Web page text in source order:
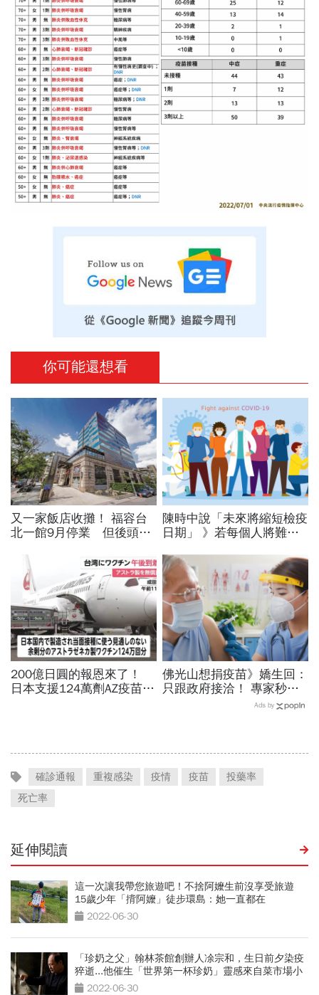
你可能還想看
又一家飯店收攤！ 福容台
北一館9月停業 但後頭還
陳時中說「未來將縮短檢疫
日期」 》若每個人將難逃
格防疫？ 動態清零、與疫
共存大PK
200億日圓的報恩來了！
日本支援124萬劑AZ疫苗下
佛光山想捐疫苗》嬌生回：
只跟政府接洽！ 專家秒解
Ads by
確診通報 重複感染 疫情 疫苗
投藥率
死亡率
延伸閱讀
這一次讓我帶您旅遊吧！不捨阿嬤生前沒享受旅遊
15歲少年「揹阿嬤」徒步環島：她一直都在
2022-06-30
「珍奶之父」翰林茶館創辦人凃宗和，生日前夕染疫
猝逝...他催生「世界第一杯珍奶」靈感來自菜市場小
販 2022-06-30